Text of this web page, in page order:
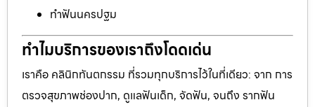
ทำฟันนครปฐม
ทำไมบริการของเราถึงโดดเด่น
เราคือ คลินิกทันตกรรม ที่รวมทุกบริการไว้ในที่เดียว: จาก การ
ตรวจสุขภาพช่องปาก, ดูแลฟันเด็ก, จัดฟัน, จนถึง รากฟัน